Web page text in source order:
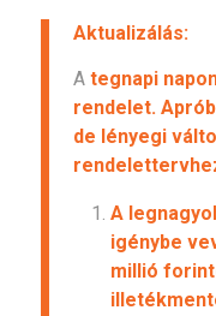
Aktualizálás:
A tegnapi
rendelet.
de lényegi
A
igénybe
millió